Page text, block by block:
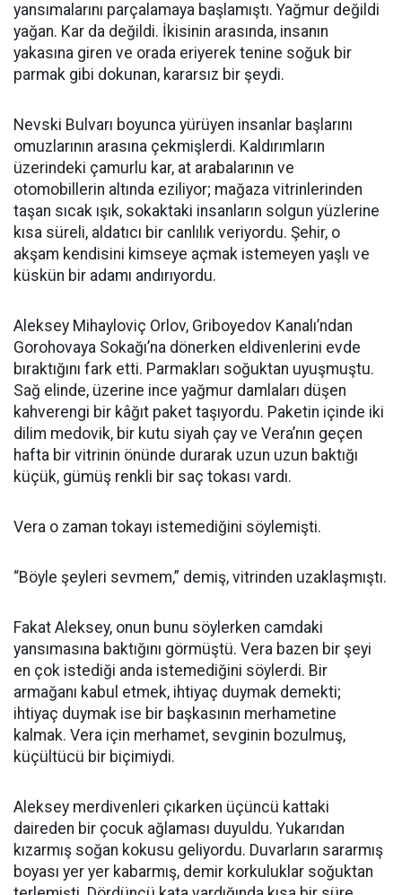
yansımalarını parçalamaya başlamıştı. Yağmur değildi
yağan. Kar da değildi. İkisinin arasında, insanın
yakasına giren ve orada eriyerek tenine soğuk bir
parmak gibi dokunan, kararsız bir şeydi.
Nevski Bulvarı boyunca yürüyen insanlar başlarını
omuzlarının arasına çekmişlerdi. Kaldırımların
üzerindeki çamurlu kar, at arabalarının ve
otomobillerin altında eziliyor; mağaza vitrinlerinden
taşan sıcak ışık, sokaktaki insanların solgun yüzlerine
kısa süreli, aldatıcı bir canlılık veriyordu. Şehir, o
akşam kendisini kimseye açmak istemeyen yaşlı ve
küskün bir adamı andırıyordu.
Aleksey Mihayloviç Orlov, Griboyedov Kanalı’ndan
Gorohovaya Sokağı’na dönerken eldivenlerini evde
bıraktığını fark etti. Parmakları soğuktan uyuşmuştu.
Sağ elinde, üzerine ince yağmur damlaları düşen
kahverengi bir kâğıt paket taşıyordu. Paketin içinde iki
dilim medovik, bir kutu siyah çay ve Vera’nın geçen
hafta bir vitrinin önünde durarak uzun uzun baktığı
küçük, gümüş renkli bir saç tokası vardı.
Vera o zaman tokayı istemediğini söylemişti.
“Böyle şeyleri sevmem,” demiş, vitrinden uzaklaşmıştı.
Fakat Aleksey, onun bunu söylerken camdaki
yansımasına baktığını görmüştü. Vera bazen bir şeyi
en çok istediği anda istemediğini söylerdi. Bir
armağanı kabul etmek, ihtiyaç duymak demekti;
ihtiyaç duymak ise bir başkasının merhametine
kalmak. Vera için merhamet, sevginin bozulmuş,
küçültücü bir biçimiydi.
Aleksey merdivenleri çıkarken üçüncü kattaki
daireden bir çocuk ağlaması duyuldu. Yukarıdan
kızarmış soğan kokusu geliyordu. Duvarların sararmış
boyası yer yer kabarmış, demir korkuluklar soğuktan